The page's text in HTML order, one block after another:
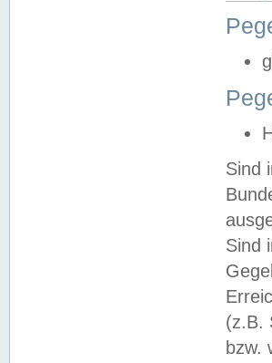
Sind
Sind
(z.B.
bzw.